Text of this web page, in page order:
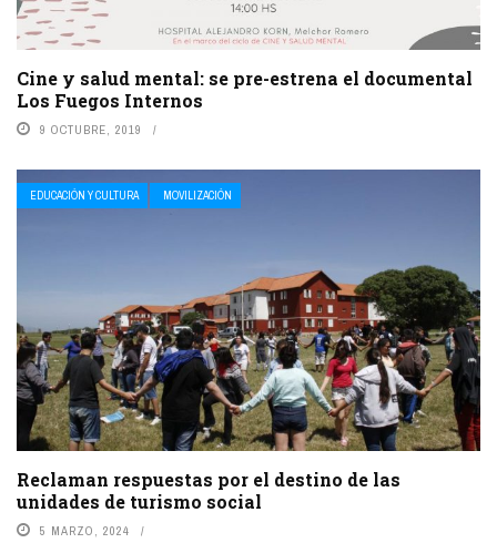
Cine y salud mental: se pre-estrena el documental
Los Fuegos Internos
9 OCTUBRE, 2019
EDUCACIÓN Y CULTURA MOVILIZACIÓN
Reclaman respuestas por el destino de las
unidades de turismo social
5 MARZO, 2024